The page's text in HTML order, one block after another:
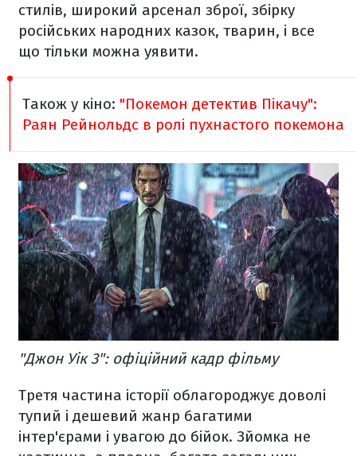
стилів, широкий арсенал зброї, збірку
російських народних казок, тварин, і все
що тільки можна уявити.
Також у кіно: "Покемон детектив Пікачу":
Раян Рейнольдс в ролі пухнастого покемона
"Джон Уік 3": офіційний кадр фільму
Третя частина історії облагороджує доволі
тупий і дешевий жанр багатими
інтер'єрами і увагою до бійок. Зйомка не